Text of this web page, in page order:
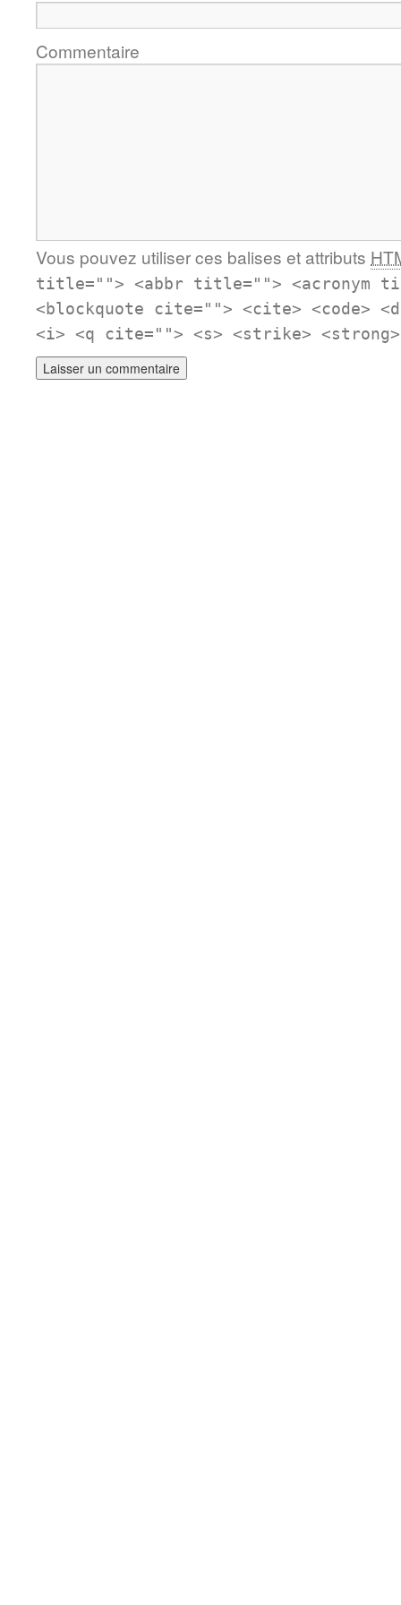
Commentaire
Vous pouvez utiliser ces balises et attributs
title=""> <abbr title=""> <acronym
<blockquote cite=""> <cite> <code>
<i> <q cite=""> <s> <strike> <strong>